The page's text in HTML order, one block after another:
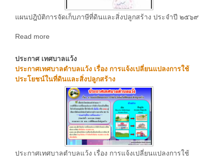
แผนปฎิบัติการจัดเก็บภาษีที่ดินและสิ่งปลูกสร้าง ประจำปี ๒๕๖๙
Read more
ประกาศ เทศบาลแว้ง
ประกาศเทศบาลตำบลแว้ง เรื่อง การแจ้งเปลี่ยนแปลงการใช้
ประโยชน์ในที่ดินและสิ่งปลูกสร้าง
ประกาศเทศบาลตำบลแว้ง เรื่อง การแจ้งเปลี่ยนแปลงการใช้